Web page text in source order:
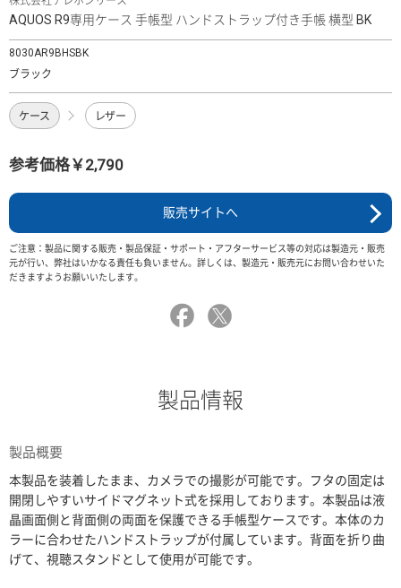
AQUOS R9専用ケース 手帳型 ハンドストラップ付き手帳 横型 BK
8030AR9BHSBK
ブラック
ケース レザー
参考価格￥2,790
販売サイトへ
ご注意：製品に関する販売・製品保証・サポート・アフターサービス等の対応は製造元・販売
元が行い、弊社はいかなる責任も負いません。詳しくは、製造元・販売元にお問い合わせいた
だきますようお願いいたします。
製品情報
製品概要
本製品を装着したまま、カメラでの撮影が可能です。フタの固定は
開閉しやすいサイドマグネット式を採用しております。本製品は液
晶画面側と背面側の両面を保護できる手帳型ケースです。本体のカ
ラーに合わせたハンドストラップが付属しています。背面を折り曲
げて、視聴スタンドとして使用が可能です。